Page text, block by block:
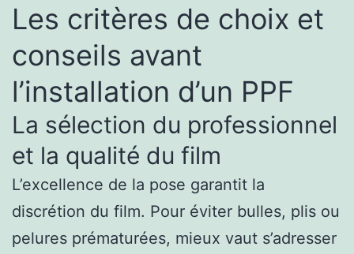
Les critères de choix et
conseils avant
l’installation d’un PPF
La sélection du professionnel
et la qualité du film
L’excellence de la pose garantit la
discrétion du film. Pour éviter bulles, plis ou
pelures prématurées, mieux vaut s’adresser